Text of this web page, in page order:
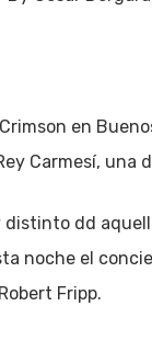
en
Carmesí, una
dd
noche el
Fripp.